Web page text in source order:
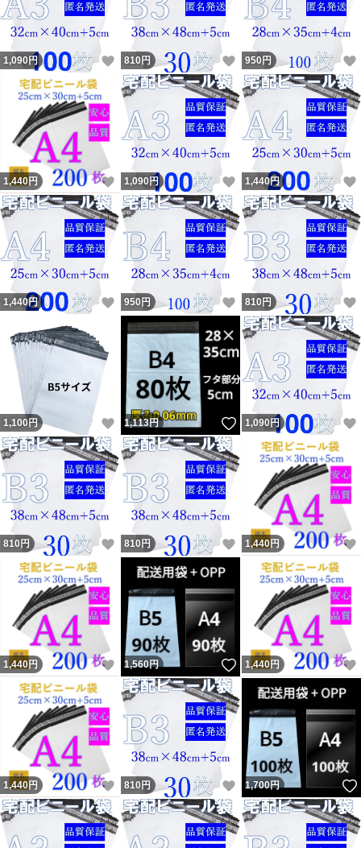
1,090円 いいね！
810円 いいね！
950円
1,440円 いいね！
1,090円 いいね！
1,440円
1,440円 いいね！
950円 いいね！
810円
1,100円 いいね！
1,113円 いいね！
1,090円
810円 いいね！
810円 いいね！
1,440円
1,440円 いいね！
1,560円 いいね！
1,440円
1,440円 いいね！
810円 いいね！
1,700円